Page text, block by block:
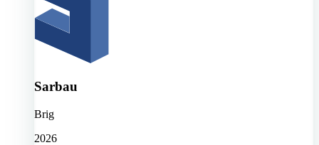
Sarbau
Brig
2026